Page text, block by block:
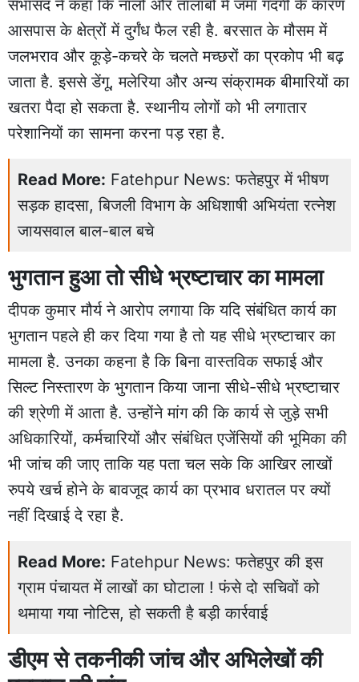
सभासद ने कहा कि नालों और तालाबों में जमा गंदगी के कारण
आसपास के क्षेत्रों में दुर्गंध फैल रही है. बरसात के मौसम में
जलभराव और कूड़े-कचरे के चलते मच्छरों का प्रकोप भी बढ़
जाता है. इससे डेंगू, मलेरिया और अन्य संक्रामक बीमारियों का
खतरा पैदा हो सकता है. स्थानीय लोगों को भी लगातार
परेशानियों का सामना करना पड़ रहा है.
Read More: Fatehpur News: फतेहपुर में भीषण
सड़क हादसा, बिजली विभाग के अधिशाषी अभियंता रत्नेश
जायसवाल बाल-बाल बचे
भुगतान हुआ तो सीधे भ्रष्टाचार का मामला
दीपक कुमार मौर्य ने आरोप लगाया कि यदि संबंधित कार्य का
भुगतान पहले ही कर दिया गया है तो यह सीधे भ्रष्टाचार का
मामला है. उनका कहना है कि बिना वास्तविक सफाई और
सिल्ट निस्तारण के भुगतान किया जाना सीधे-सीधे भ्रष्टाचार
की श्रेणी में आता है. उन्होंने मांग की कि कार्य से जुड़े सभी
अधिकारियों, कर्मचारियों और संबंधित एजेंसियों की भूमिका की
भी जांच की जाए ताकि यह पता चल सके कि आखिर लाखों
रुपये खर्च होने के बावजूद कार्य का प्रभाव धरातल पर क्यों
नहीं दिखाई दे रहा है.
Read More: Fatehpur News: फतेहपुर की इस
ग्राम पंचायत में लाखों का घोटाला ! फंसे दो सचिवों को
थमाया गया नोटिस, हो सकती है बड़ी कार्रवाई
डीएम से तकनीकी जांच और अभिलेखों की